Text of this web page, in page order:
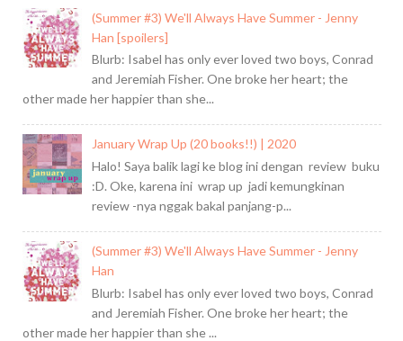
(Summer #3) We'll Always Have Summer - Jenny
Han [spoilers]
Blurb: Isabel has only ever loved two boys, Conrad
and Jeremiah Fisher. One broke her heart; the
other made her happier than she...
January Wrap Up (20 books!!) | 2020
Halo! Saya balik lagi ke blog ini dengan review buku
:D. Oke, karena ini wrap up jadi kemungkinan
review -nya nggak bakal panjang-p...
(Summer #3) We'll Always Have Summer - Jenny
Han
Blurb: Isabel has only ever loved two boys, Conrad
and Jeremiah Fisher. One broke her heart; the
other made her happier than she ...